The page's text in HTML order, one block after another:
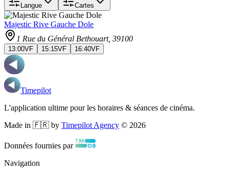
Langue Cartes
Majestic Rive Gauche Dole
1 Rue du Général Bethouart, 39100
13:00VF 15:15VF 16:40VF
Timepilot
L'application ultime pour les horaires & séances de cinéma.
Made in 🇫🇷 by Timepilot Agency © 2026
Données fournies par
Navigation